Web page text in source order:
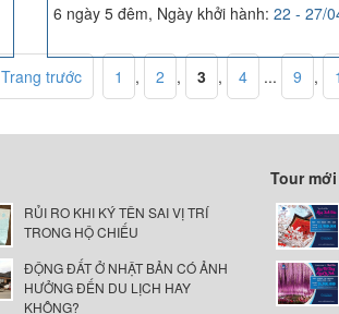
6 ngày 5 đêm, Ngày khởi hành: 22 - 27/
Trang trước 1 , 2 , 3 , 4 ... 9 ,
RỦI RO KHI KÝ TÊN SAI VỊ TRÍ
TRONG HỘ CHIẾU
ĐỘNG ĐẤT Ở NHẬT BẢN CÓ ẢNH
HƯỞNG ĐẾN DU LỊCH HAY
KHÔNG?
Tour mới